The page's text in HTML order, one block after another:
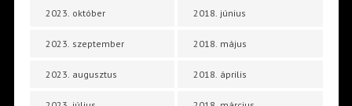
2023. október
2023. szeptember
2023. augusztus
2018. június
2018. május
2018. április